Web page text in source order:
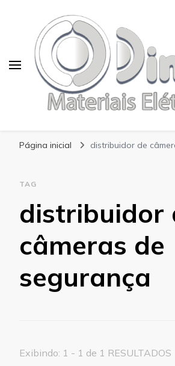
Página inicial distribuidor de
TAG
distribuidor
câmeras de
segurança
Exibindo: 1 - 1 de 1 RESULTADOS